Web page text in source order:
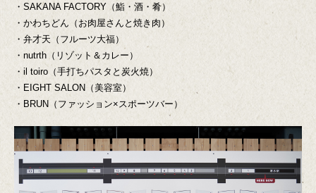
・SAKANA FACTORY（鮨・酒・肴）
・かわちどん（お肉屋さんと焼き肉）
・弁才天（フルーツ大福）
・nutrth（リゾット＆カレー）
・il toiro（手打ちパスタと炭火焼）
・EIGHT SALON（美容室）
・BRUN（ファッション×スポーツバー）